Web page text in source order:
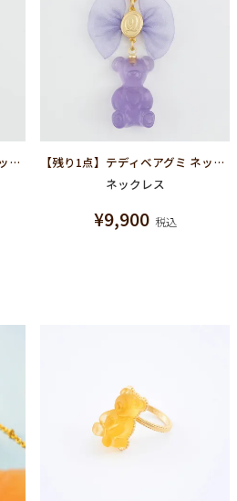
【残り1点】テディベアグミ ネックレス(レモン)
【残り1点】テディベアグミ ネックレス(グレープ)
ネックレス
¥9,900 税込